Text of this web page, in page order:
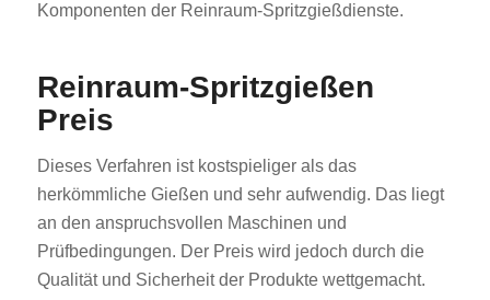
Komponenten der Reinraum-Spritzgießdienste.
Reinraum-Spritzgießen
Preis
Dieses Verfahren ist kostspieliger als das
herkömmliche Gießen und sehr aufwendig. Das liegt
an den anspruchsvollen Maschinen und
Prüfbedingungen. Der Preis wird jedoch durch die
Qualität und Sicherheit der Produkte wettgemacht.